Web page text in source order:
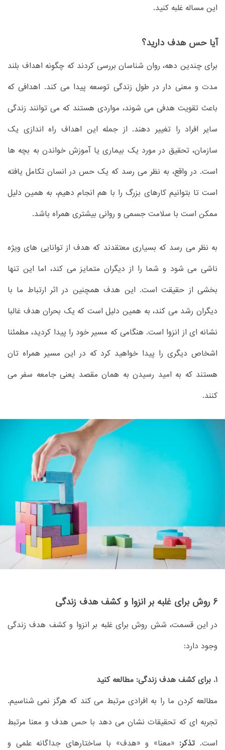
این مساله غلبه کنید.
آیا حس هدف دارید؟
برای چندین دهه، روان شناسان بررسی کردند که چگونه اهداف بلند
مدت و معنی دار در طول زندگی توسعه پیدا می کند. اهدافی که
باعث تقویت هدفی می شوند، مواردی هستند که می توانند زندگی
سایر افراد را تغییر دهند. از جمله این اهداف راه اندازی یک
سازمان، تحقیق در مورد یک بیماری یا آموزش خواندن به بچه ها
است. در واقع، به نظر می رسد که یک حس در انسان تکامل یافته
است تا بتوانیم کارهای بزرگ را با هم انجام دهیم، به همین دلیل
ممکن است با سلامت جسمی و روانی بیشتری همراه باشد.
به نظر می رسد که بسیاری معتقدند که هدف از توانایی های ویژه
ناشی می شود و شما را از دیگران متمایز می کند، اما این تنها
بخشی از حقیقت است. این هدف همچنین در اثر ارتباط ما با
دیگران رشد می کند، به همین دلیل است که یک بحران هدف غالبا
نشانه ای از انزوا است. هنگامی که مسیر خود را پیدا کردید، مطمئنا
اشخاص دیگری را پیدا خواهید کرد که در این مسیر همراه تان
هستند که به امید رسیدن به همان مقصد یعنی جامعه سفر می
کنند.
6 روش برای غلبه بر انزوا و کشف هدف زندگی
در این قسمت، شش روش برای غلبه بر انزوا و کشف هدف زندگی
وجود دارد:
1. برای کشف هدف زندگی: مطالعه کنید
مطالعه کردن ما را به افرادی مرتبط می کند که هرگز نمی شناسیم.
تجربه ای که تحقیقات نشان می دهد با حس هدف و معنا مرتبط
است. تذکر: «معنا» و «هدف» با ساختارهای جداگانه علمی و